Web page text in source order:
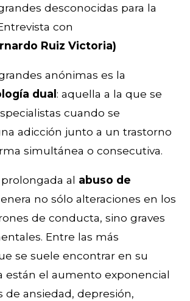
desconocidas para la
con
Ruiz Victoria)
anónimas es la
dual : aquella a la que se
cuando se
adicción junto a un trastorno
simultánea o consecutiva.
al abuso de
no sólo alteraciones en los
de conducta, sino graves
Entre las más
se suele encontrar en su
están el aumento exponencial
de ansiedad, depresión,